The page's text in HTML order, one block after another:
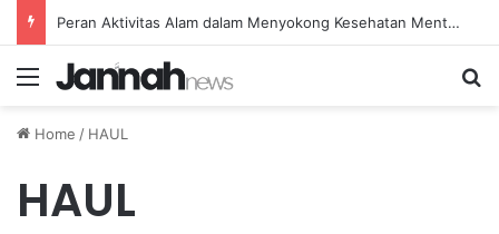
Peran Aktivitas Alam dalam Menyokong Kesehatan Mental dan Menenangkan Pikiran di Masa Sulit
Menu
Home / HAUL
HAUL